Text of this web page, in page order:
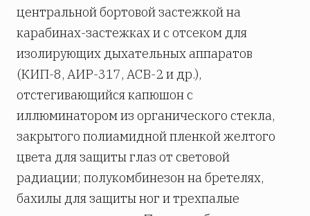
центральной бортовой застежкой на
карабинах-застежках и с отсеком для
изолирующих дыхательных аппаратов
(КИП-8, АИР-317, АСВ-2 и др.),
отстегивающийся капюшон с
иллюминатором из органического стекла,
закрытого полиамидной пленкой желтого
цвета для защиты глаз от световой
радиации; полукомбинезон на бретелях,
бахилы для защиты ног и трехпалые